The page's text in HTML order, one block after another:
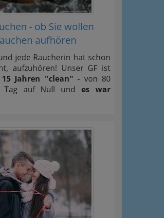
- ob Sie wollen
aufhören
jede Raucherin hat schon
aufzuhören! Unser GF ist
Jahren "clean" - von 80
Tag auf Null undes war